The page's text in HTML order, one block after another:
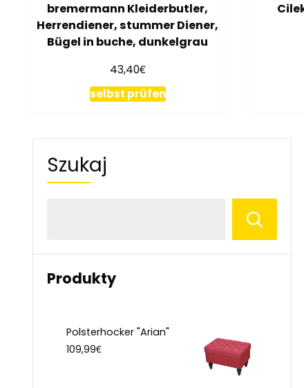
bremermann Kleiderbutler,
Herrendiener, stummer Diener,
Bügel in buche, dunkelgrau
43,40€
selbst prüfen
Szukaj
Produkty
Polsterhocker "Arian"
109,99€